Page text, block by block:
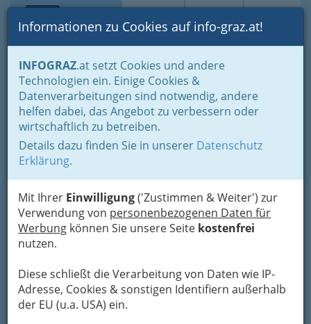
Suche Login Toggle
Informationen zu Cookies auf info-graz.at!
INFOGRAZ.at setzt Cookies und andere
Technologien ein. Einige Cookies &
Datenverarbeitungen sind notwendig, andere
helfen dabei, das Angebot zu verbessern oder
wirtschaftlich zu betreiben.
Details dazu finden Sie in unserer Datenschutz
Erklärung.
Mit Ihrer Einwilligung('Zustimmen & Weiter') zur
Verwendung von personenbezogenen Daten für
Werbung können Sie unsere Seite kostenfrei
nutzen.
Diese schließt die Verarbeitung von Daten wie IP-
Adresse, Cookies & sonstigen Identifiern außerhalb
der EU (u.a. USA) ein.
Home Branchen
Hubert Auer
Betriebsgesellschaft mbH &
Co KG
Conrad-von-Hötzendorf-Straße, 8010 Graz
+43 05 96 69-223
Karte
Adresse mit Google Maps anschauen